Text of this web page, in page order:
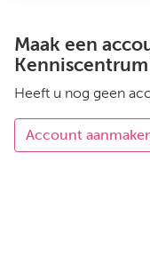
Maak een
Heeft u nog geen
Account